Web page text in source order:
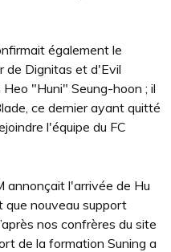
également le
de Dignitas et d'Evil
"Huni" Seung-hoon ; il
ce dernier ayant quitté
l'équipe du FC
annonçait l'arrivée de Hu
nouveau support
nos confrères du site
de la formation Suning a